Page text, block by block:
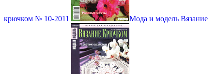
крючком № 10-2011 Мода и модель Вязание